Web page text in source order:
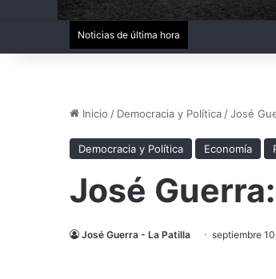
Noticias de última hora
Inicio / Democracia y Política /José
Democracia y Política Economía
José
José Guerra - La Patilla septiembre